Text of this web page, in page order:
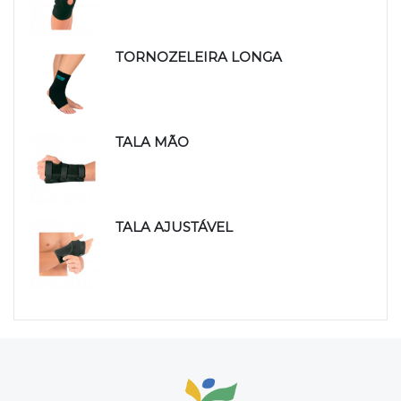
TORNOZELEIRA LONGA
TALA MÃO
TALA AJUSTÁVEL